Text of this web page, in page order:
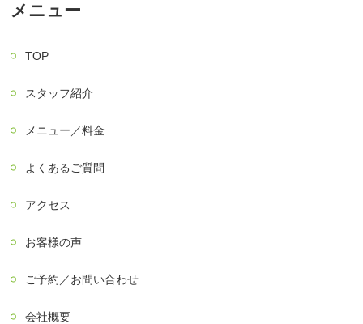
メニュー
TOP
スタッフ紹介
メニュー／料金
よくあるご質問
アクセス
お客様の声
ご予約／お問い合わせ
会社概要